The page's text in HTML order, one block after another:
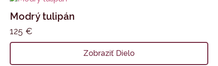
Modrý tulipán
125 €
Zobraziť Dielo